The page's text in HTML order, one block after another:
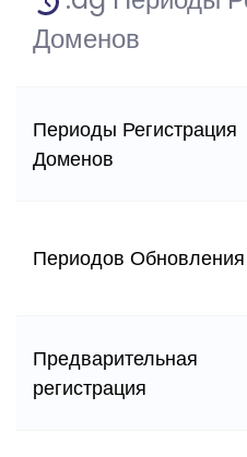
Доменов
Периоды Регистрация
Доменов
Периодов Обновления
Предварительная
регистрация